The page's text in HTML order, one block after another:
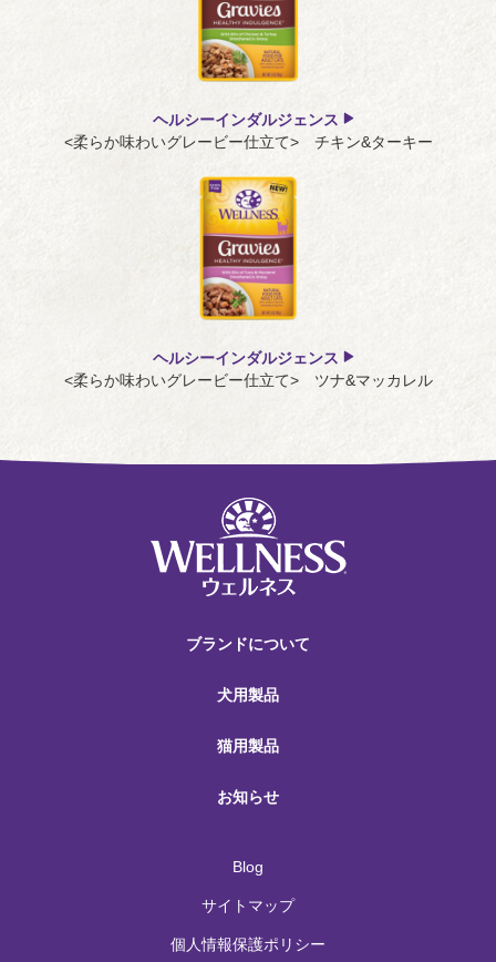
ヘルシーインダルジェンス
<柔らか味わいグレービー仕立て> チキン&ターキー
ヘルシーインダルジェンス
<柔らか味わいグレービー仕立て> ツナ&マッカレル
ブランドについて
犬用製品
猫用製品
お知らせ
Blog
サイトマップ
個人情報保護ポリシー